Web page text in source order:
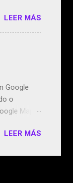
LEER MÁS
Google
o
Maps.
la
lugares
LEER MÁS